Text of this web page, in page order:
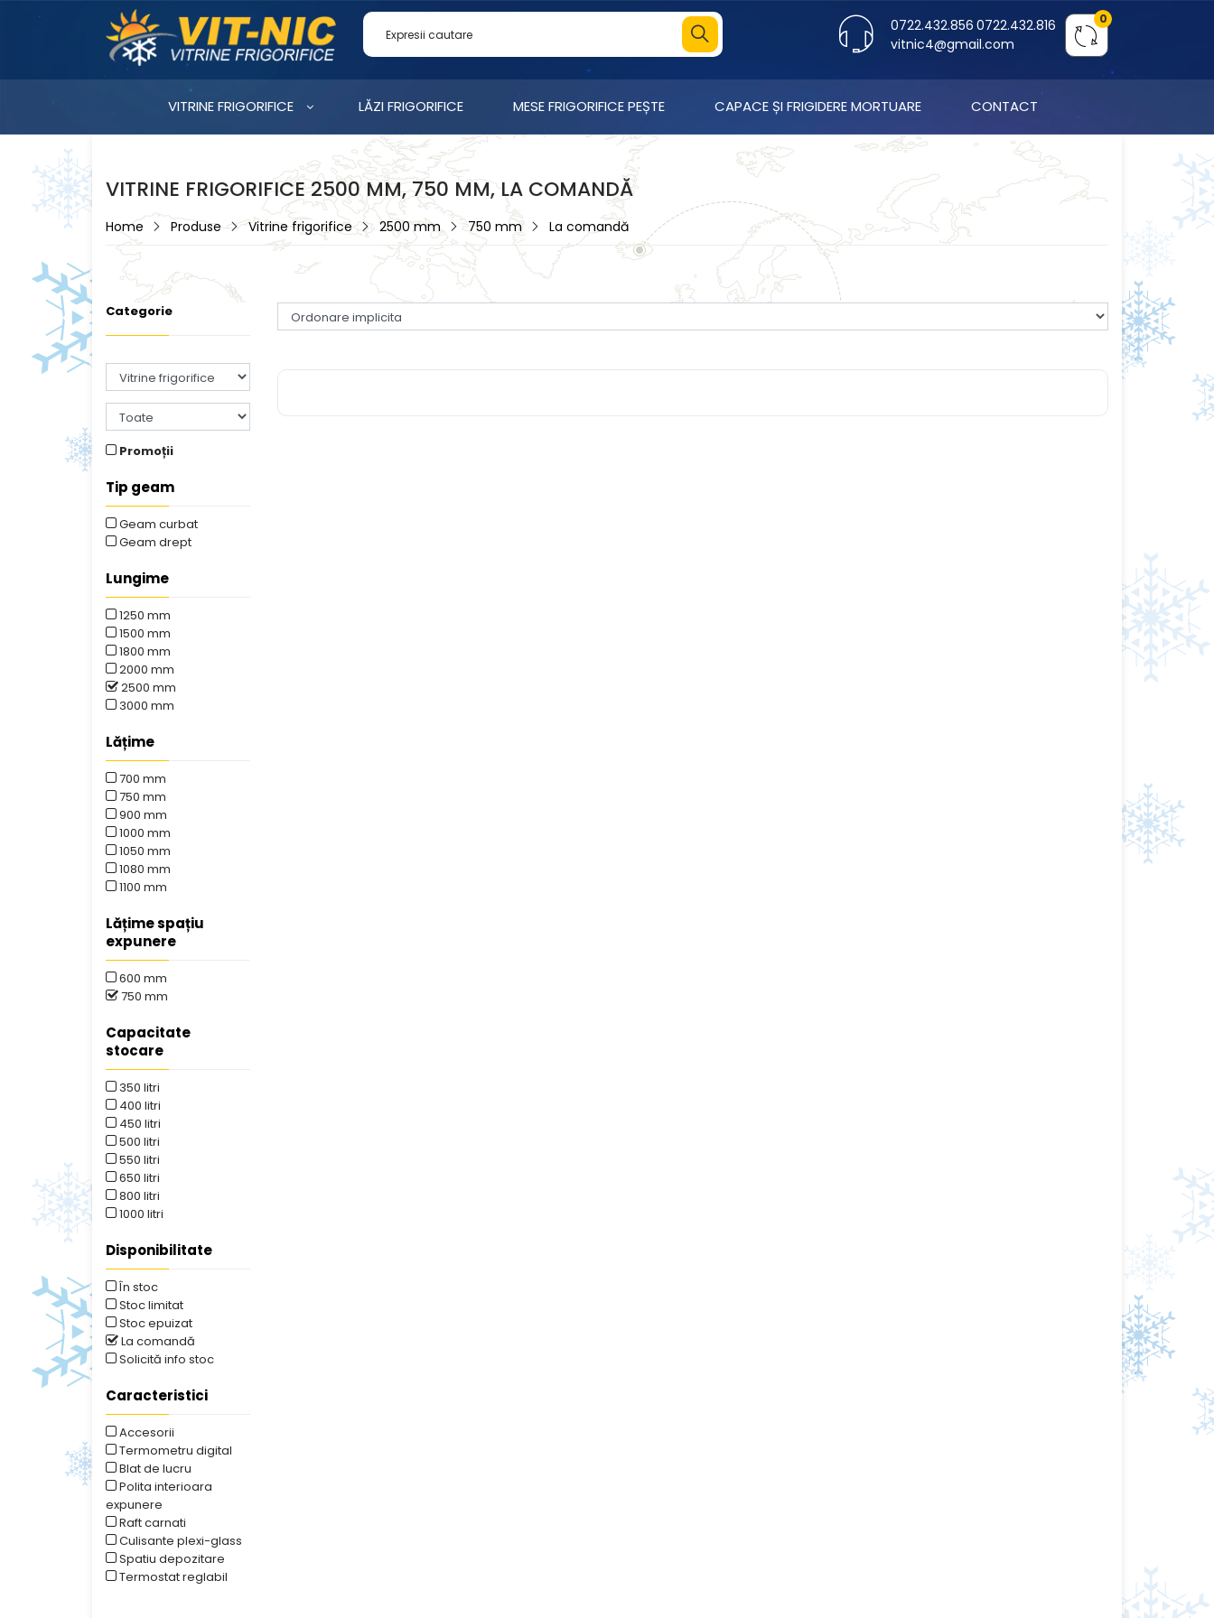
0
0722.432.856 0722.432.816
vitnic4@gmail.com
VITRINE FRIGORIFICE LĂZI FRIGORIFICE MESE FRIGORIFICE PEȘTE CAPACE ȘI FRIGIDERE MORTUARE CONTACT
VITRINE FRIGORIFICE 2500 MM, 750 MM, LA COMANDĂ
Home Produse Vitrine frigorifice 2500 mm 750 mm La comandă
Categorie
Promoții
Tip geam
Geam curbat
Geam drept
Lungime
1250 mm
1500 mm
1800 mm
2000 mm
2500 mm
3000 mm
Lățime
700 mm
750 mm
900 mm
1000 mm
1050 mm
1080 mm
1100 mm
Lățime spațiu
expunere
600 mm
750 mm
Capacitate
stocare
350 litri
400 litri
450 litri
500 litri
550 litri
650 litri
800 litri
1000 litri
Disponibilitate
În stoc
Stoc limitat
Stoc epuizat
La comandă
Solicită info stoc
Caracteristici
Accesorii
Termometru digital
Blat de lucru
Polita interioara
expunere
Raft carnati
Culisante plexi-glass
Spatiu depozitare
Termostat reglabil